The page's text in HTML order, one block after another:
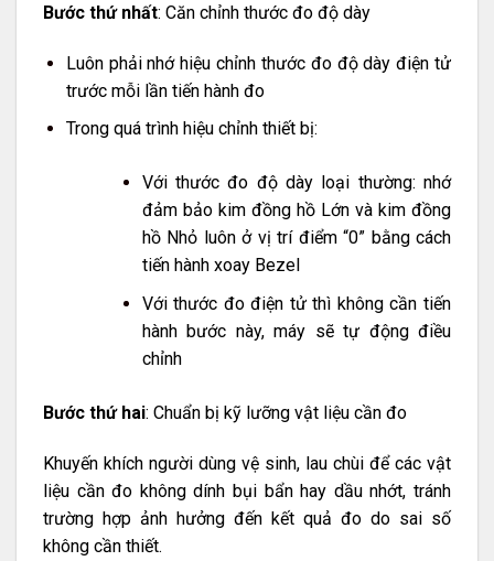
Bước thứ nhất: Căn chỉnh thước đo độ dày
Luôn phải nhớ hiệu chỉnh thước đo độ dày điện tử
trước mỗi lần tiến hành đo
Trong quá trình hiệu chỉnh thiết bị:
Với thước đo độ dày loại thường: nhớ
đảm bảo kim đồng hồ Lớn và kim đồng
hồ Nhỏ luôn ở vị trí điểm “0” bằng cách
tiến hành xoay Bezel
Với thước đo điện tử thì không cần tiến
hành bước này, máy sẽ tự động điều
chỉnh
Bước thứ hai: Chuẩn bị kỹ lưỡng vật liệu cần đo
Khuyến khích người dùng vệ sinh, lau chùi để các vật
liệu cần đo không dính bụi bẩn hay dầu nhớt, tránh
trường hợp ảnh hưởng đến kết quả đo do sai số
không cần thiết.